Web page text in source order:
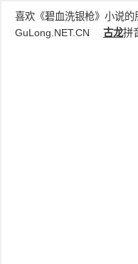
喜欢《碧血洗银枪》小说的
GuLong.NET.CN
古龙拼